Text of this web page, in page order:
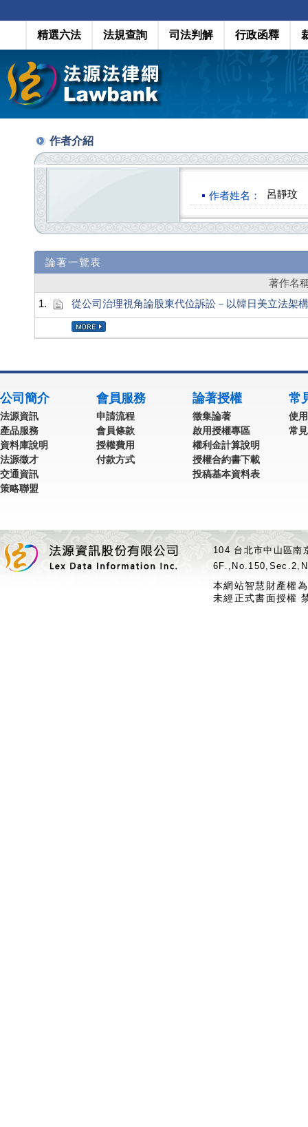
精選六法 法規查詢 司法判解 行政函釋
作者介紹
作者姓名： 呂靜玟
論著一覽表
著作名
1.
從公司治理視角論股東代位訴訟－以韓日美立法架
公司簡介
法源資訊
產品服務
資料庫說明
法源徵才
交通資訊
策略聯盟
會員服務
申請流程
會員條款
授權費用
付款方式
論著授權
徵集論著
啟用授權專區
權利金計算說明
授權合約書下載
投稿基本資料表
常
使
常
104 台北市中山區
本網站智慧財產權
未經正式書面授權